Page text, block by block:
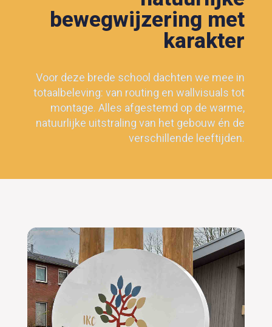
bewegwijzering met
karakter
Voor deze brede school dachten we mee in
totaalbeleving: van routing en wallvisuals tot
montage. Alles afgestemd op de warme,
natuurlijke uitstraling van het gebouw én de
verschillende leeftijden.